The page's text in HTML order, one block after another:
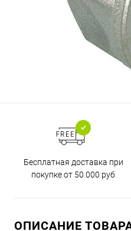
Бесплатная доставка при
покупке от 50 000 руб
ОПИСАНИЕ